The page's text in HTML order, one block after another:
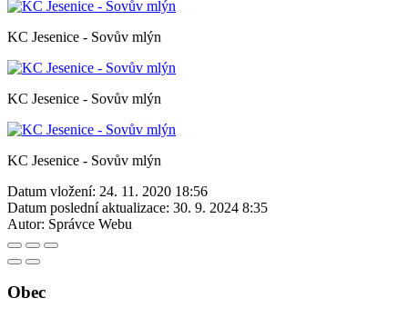
KC Jesenice - Sovův mlýn
KC Jesenice - Sovův mlýn
KC Jesenice - Sovův mlýn
Datum vložení: 24. 11. 2020 18:56
Datum poslední aktualizace: 30. 9. 2024 8:35
Autor: Správce Webu
Obec